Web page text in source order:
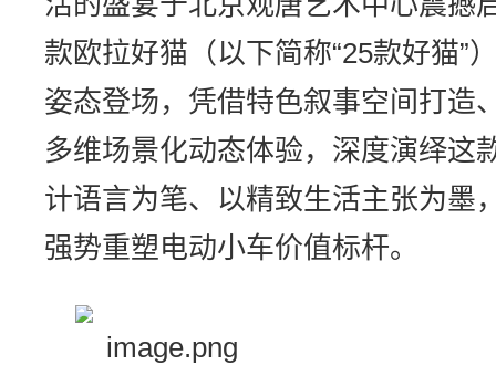
款欧拉好猫（以下简称“25款好猫”
姿态登场，凭借特色叙事空间打造
多维场景化动态体验，深度演绎这
计语言为笔、以精致生活主张为墨
强势重塑电动小车价值标杆。